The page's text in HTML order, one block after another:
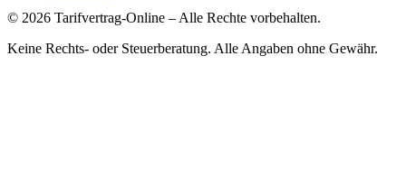
© 2026 Tarifvertrag-Online – Alle Rechte vorbehalten.
Keine Rechts- oder Steuerberatung. Alle Angaben ohne Gewähr.